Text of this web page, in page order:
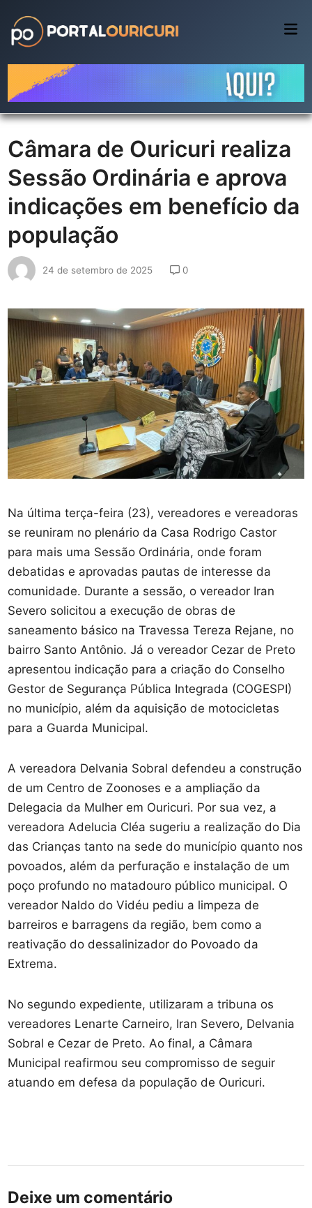
content
Câmara de Ouricuri realiza
Sessão Ordinária e aprova
indicações em benefício da
população
24 de setembro de 2025 0
Na última terça-feira (23), vereadores e vereadoras
se reuniram no plenário da Casa Rodrigo Castor
para mais uma Sessão Ordinária, onde foram
debatidas e aprovadas pautas de interesse da
comunidade. Durante a sessão, o vereador Iran
Severo solicitou a execução de obras de
saneamento básico na Travessa Tereza Rejane, no
bairro Santo Antônio. Já o vereador Cezar de Preto
apresentou indicação para a criação do Conselho
Gestor de Segurança Pública Integrada (COGESPI)
no município, além da aquisição de motocicletas
para a Guarda Municipal.
A vereadora Delvania Sobral defendeu a construção
de um Centro de Zoonoses e a ampliação da
Delegacia da Mulher em Ouricuri. Por sua vez, a
vereadora Adelucia Cléa sugeriu a realização do Dia
das Crianças tanto na sede do município quanto nos
povoados, além da perfuração e instalação de um
poço profundo no matadouro público municipal. O
vereador Naldo do Vidéu pediu a limpeza de
barreiros e barragens da região, bem como a
reativação do dessalinizador do Povoado da
Extrema.
No segundo expediente, utilizaram a tribuna os
vereadores Lenarte Carneiro, Iran Severo, Delvania
Sobral e Cezar de Preto. Ao final, a Câmara
Municipal reafirmou seu compromisso de seguir
atuando em defesa da população de Ouricuri.
Deixe um comentário